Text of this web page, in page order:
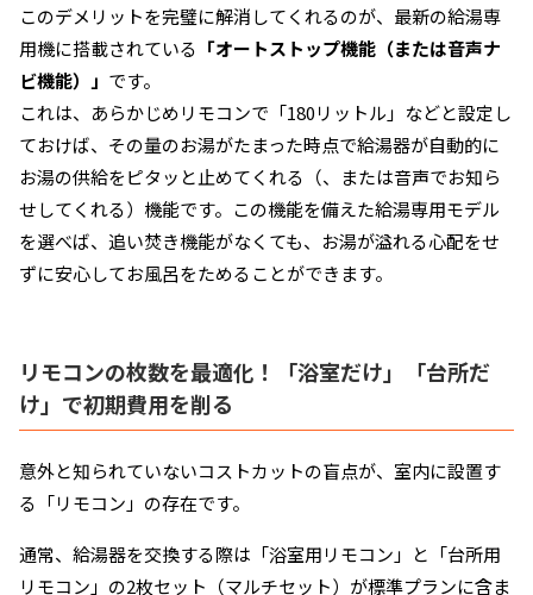
このデメリットを完璧に解消してくれるのが、最新の給湯専
用機に搭載されている 「オートストップ機能（または音声ナ
ビ機能）」 です。
これは、あらかじめリモコンで「180リットル」などと設定し
ておけば、その量のお湯がたまった時点で給湯器が自動的に
お湯の供給をピタッと止めてくれる（、または音声でお知ら
せしてくれる）機能です。この機能を備えた給湯専用モデル
を選べば、追い焚き機能がなくても、お湯が溢れる心配をせ
ずに安心してお風呂をためることができます。
リモコンの枚数を最適化！「浴室だけ」「台所だ
け」で初期費用を削る
意外と知られていないコストカットの盲点が、室内に設置す
る「リモコン」の存在です。
通常、給湯器を交換する際は「浴室用リモコン」と「台所用
リモコン」の2枚セット（マルチセット）が標準プランに含ま